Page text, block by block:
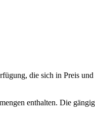
die sich in Preis
enthalten. Die